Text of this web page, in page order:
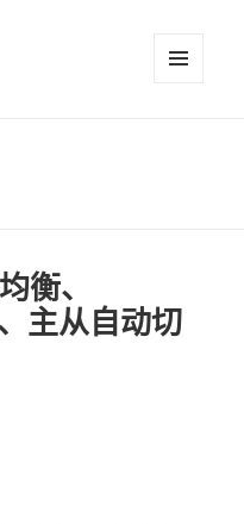
衡、
主从自动切